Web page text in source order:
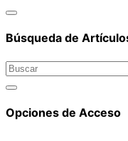
Búsqueda de
Opciones de Acceso